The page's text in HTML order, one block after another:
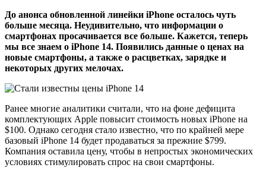
До анонса обновленной линейки iPhone осталось чуть
больше месяца. Неудивительно, что информации о
смартфонах просачивается все больше. Кажется, теперь
мы все знаем о iPhone 14. Появились данные о ценах на
новые смартфоны, а также о расцветках, зарядке и
некоторых других мелочах.
Ранее многие аналитики считали, что на фоне дефицита
комплектующих Apple повысит стоимость новых iPhone на
$100. Однако сегодня стало известно, что по крайней мере
базовый iPhone 14 будет продаваться за прежние $799.
Компания оставила цену, чтобы в непростых экономических
условиях стимулировать спрос на свои смартфоны.